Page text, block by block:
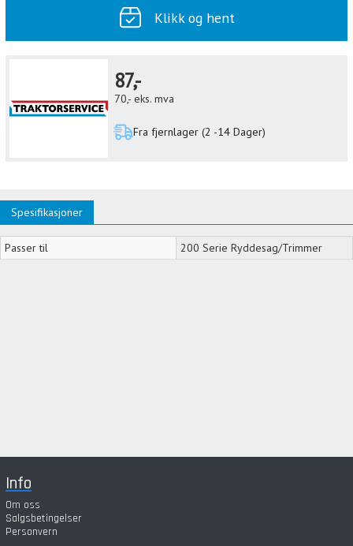
Klikk og hent
87,-
70,- eks. mva
Fra fjernlager (2 -14 Dager)
Spesifikasjoner
Passer til 200 Serie Ryddesag/Trimmer
Info
Om oss
Salgsbetingelser
Personvern